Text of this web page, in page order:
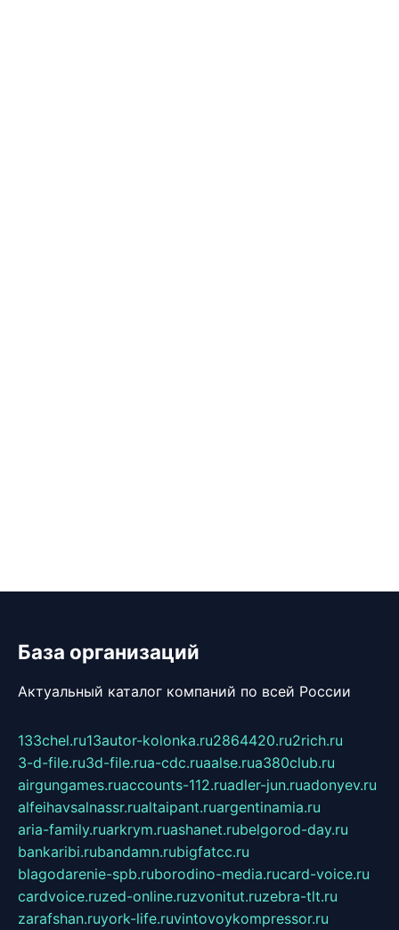
База организаций
Актуальный каталог компаний по всей России
133chel.ru13autor-kolonka.ru2864420.ru2rich.ru
3-d-file.ru3d-file.rua-cdc.ruaalse.rua380club.ru
airgungames.ruaccounts-112.ruadler-jun.ruadonyev.ru
alfeihavsalnassr.rualtaipant.ruargentinamia.ru
aria-family.ruarkrym.ruashanet.rubelgorod-day.ru
bankaribi.rubandamn.rubigfatcc.ru
blagodarenie-spb.ruborodino-media.rucard-voice.ru
cardvoice.ruzed-online.ruzvonitut.ruzebra-tlt.ru
zarafshan.ruyork-life.ruvintovoykompressor.ru